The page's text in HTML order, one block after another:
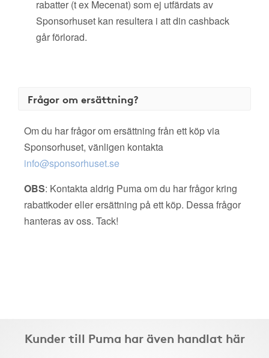
rabatter (t ex Mecenat) som ej utfärdats av
Sponsorhuset kan resultera i att din cashback
går förlorad.
Frågor om ersättning?
Om du har frågor om ersättning från ett köp via
Sponsorhuset, vänligen kontakta
info@sponsorhuset.se
OBS: Kontakta aldrig Puma om du har frågor kring
rabattkoder eller ersättning på ett köp. Dessa frågor
hanteras av oss. Tack!
Kunder till Puma har även handlat här